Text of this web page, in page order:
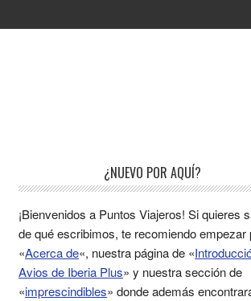
¿NUEVO POR AQUÍ?
¡Bienvenidos a Puntos Viajeros! Si quieres
de qué escribimos, te recomiendo empezar
«Acerca de«, nuestra página de «
Avios de Iberia Plus» y nuestra sección de
«imprescindibles» donde además